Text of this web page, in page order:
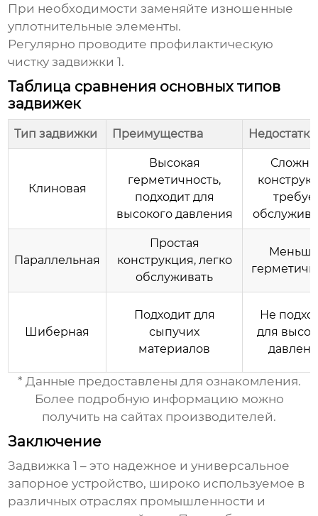
При необходимости заменяйте изношенные
уплотнительные элементы.
Регулярно проводите профилактическую
чисткузадвижки 1.
Таблица сравнения основных типов
задвижек
Тип задвижки Преимущества Недостатки
Клиновая
Высокая
герметичность,
подходит для
высокого давления
Параллельная
Простая
конструкция, легко
обслуживать
Шиберная
Подходит для
сыпучих
материалов
Не
для
* Данные предоставлены для ознакомления.
Более подробную информацию можно
получить на сайтах производителей.
Заключение
Задвижка 1 – это надежное и универсальное
запорное устройство, широко используемое в
различных отраслях промышленности и